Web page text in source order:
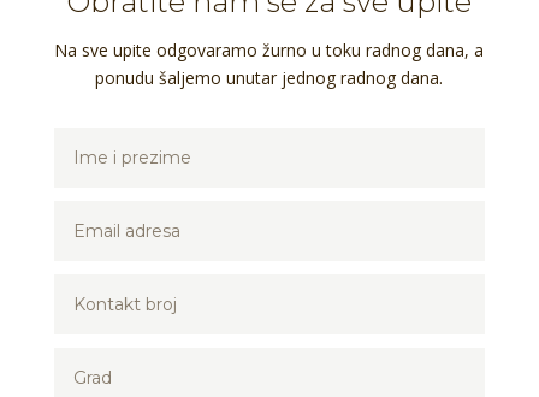
Na sve upite odgovaramo žurno u toku radnog dana, a
ponudu šaljemo unutar jednog radnog dana.